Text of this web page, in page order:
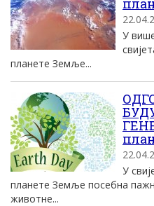
У
планете Земље...
У
планете Земље посебна
животне...